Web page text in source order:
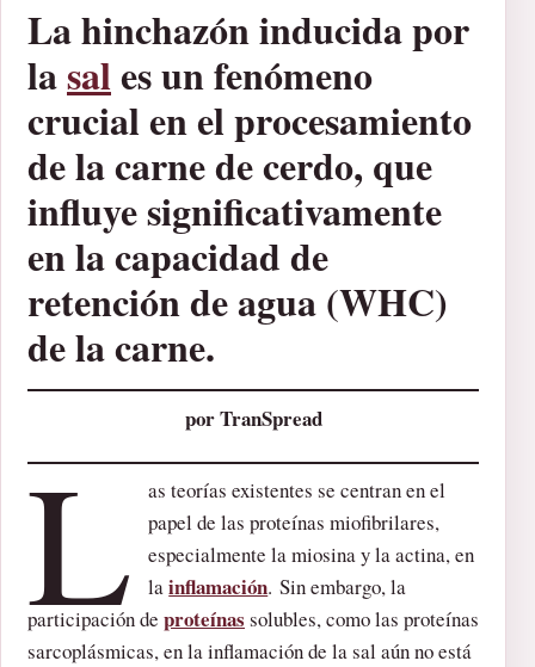
La hinchazón inducida por
lasales un fenómeno
crucial en el procesamiento
de la carne de cerdo, que
influye significativamente
en la capacidad de
retención de agua (WHC)
de la carne.
por TranSpread
L
as teorías existentes se centran en el
papel de las proteínas miofibrilares,
especialmente la miosina y la actina, en
lainflamación. Sin embargo, la
participación de proteínas solubles, como las proteínas
sarcoplásmicas, en la inflamación de la sal aún no está